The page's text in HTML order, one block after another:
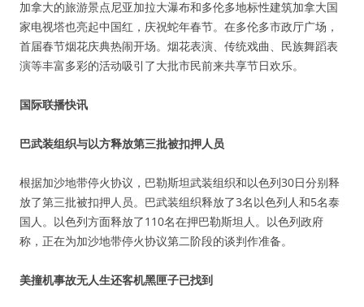
加拿大的旅游景点尼亚加拉大瀑布和多伦多地标性建筑加拿大国
家电视塔也亮起中国红，庆祝蛇年春节。在多伦多市政厅广场，
首届春节烟花庆典热闹开场。烟花表演、传统戏曲、民族舞蹈表
演等丰富多彩的活动吸引了大批市民前来共享节日欢乐。
国际联播快讯
巴武装组织与以方释放第三批被扣押人员
根据加沙地带停火协议，巴勒斯坦武装组织和以色列30日分别释
放了第三批被扣押人员。巴武装组织释放了3名以色列人和5名泰
国人。以色列方面释放了110名在押巴勒斯坦人。以色列政府
称，正在为加沙地带停火协议第二阶段的谈判作准备。
美撞机事故无人生还客机黑匣子已找到